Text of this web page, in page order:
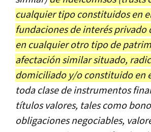
cualquier tipo constituidos en
fundaciones de interés privado
en cualquier otro tipo de
afectación similar situado,
domiciliado y/o constituido en
toda clase de instrumentos
títulos valores, tales como
obligaciones negociables,